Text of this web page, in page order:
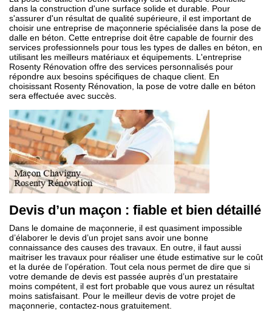
dans la construction d'une surface solide et durable. Pour
s'assurer d'un résultat de qualité supérieure, il est important de
choisir une entreprise de maçonnerie spécialisée dans la pose de
dalle en béton. Cette entreprise doit être capable de fournir des
services professionnels pour tous les types de dalles en béton, en
utilisant les meilleurs matériaux et équipements. L'entreprise
Rosenty Rénovation offre des services personnalisés pour
répondre aux besoins spécifiques de chaque client. En
choisissant Rosenty Rénovation, la pose de votre dalle en béton
sera effectuée avec succès.
Devis d’un maçon : fiable et bien détaillé
Dans le domaine de maçonnerie, il est quasiment impossible
d’élaborer le devis d’un projet sans avoir une bonne
connaissance des causes des travaux. En outre, il faut aussi
maitriser les travaux pour réaliser une étude estimative sur le coût
et la durée de l’opération. Tout cela nous permet de dire que si
votre demande de devis est passée auprès d’un prestataire
moins compétent, il est fort probable que vous aurez un résultat
moins satisfaisant. Pour le meilleur devis de votre projet de
maçonnerie, contactez-nous gratuitement.